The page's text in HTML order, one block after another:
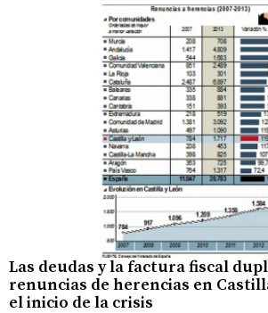
Las deudas y la factura fiscal
renuncias de herencias en
el inicio de la crisis